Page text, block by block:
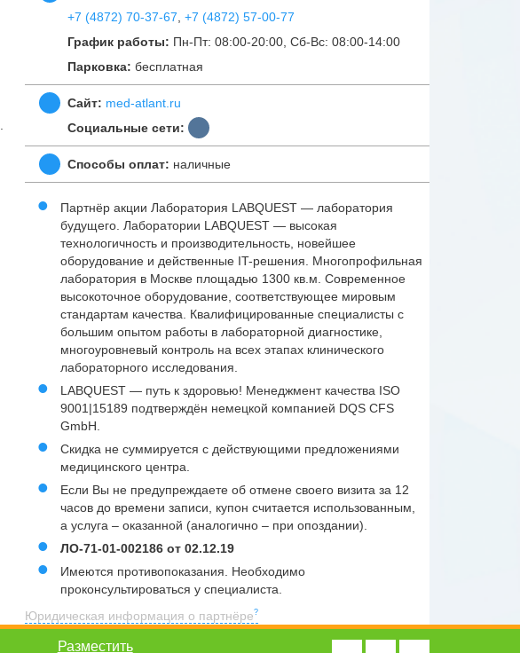
+7 (4872) 70-37-67 +7 (4872) 57-00-77
График работы: Пн-Пт: 08:00-20:00, Сб-Вс: 08:00-14:00
Парковка: бесплатная
Сайт: med-atlant.ru
Социальные сети:
Способы оплат: наличные
Партнёр акции Лаборатория LABQUEST — лаборатория
будущего. Лаборатории LABQUEST — высокая
технологичность и производительность, новейшее
оборудование и действенные IT-решения. Многопрофильная
лаборатория в Москве площадью 1300 кв.м. Современное
высокоточное оборудование, соответствующее мировым
стандартам качества. Квалифицированные специалисты с
большим опытом работы в лабораторной диагностике,
многоуровневый контроль на всех этапах клинического
лабораторного исследования.
LABQUEST — путь к здоровью! Менеджмент качества ISO
9001|15189 подтверждён немецкой компанией DQS CFS
GmbH.
Скидка не суммируется с действующими предложениями
медицинского центра.
Если Вы не предупреждаете об отмене своего визита за 12
часов до времени записи, купон считается использованным,
а услуга – оказанной (аналогично – при опоздании).
ЛО-71-01-002186 от 02.12.19
Имеются противопоказания. Необходимо
проконсультироваться у специалиста.
Юридическая информация о партнёре
Разместить